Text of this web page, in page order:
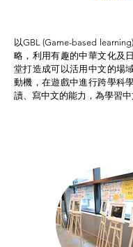
以GBL (Game-based
略，利用有趣的中華文化及
堂打造成可以活用中文的場
動機，在遊戲中進行跨學科
讀、寫中文的能力，為學習中